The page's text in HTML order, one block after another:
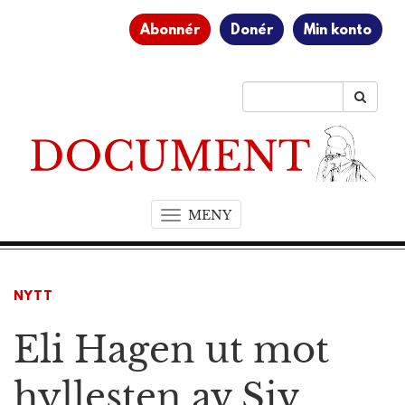
Abonnér Donér Min konto
MENYT
o
n
a
i
NYTT
Eli Hagen ut mot